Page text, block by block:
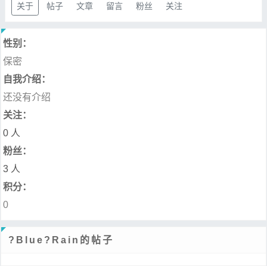
关于 帖子 文章 留言 粉丝 关注
性别：
保密
自我介绍：
还没有介绍
关注：
0 人
粉丝：
3 人
积分：
0
?Blue?Rain的帖子